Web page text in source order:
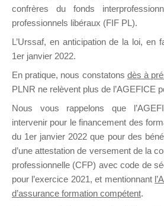
il y a
Ce groupe est destiné aux
Formation qui souhaitent
Propositions Mallette du
confrères du fonds
professionnels libéraux (FIF PL).
L’Urssaf, en anticipation de la loi, en
1er janvier 2022.
En pratique, nous constatons dès à
PLNR ne relèvent plus de l’AGEFICE
Nous vous rappelons que
intervenir pour le financement des
du 1er janvier 2022 que pour des
d’une attestation de versement de la
professionnelle (CFP) avec code de
pour l’exercice 2021, et mentionnant
d’assurance formation compétent.